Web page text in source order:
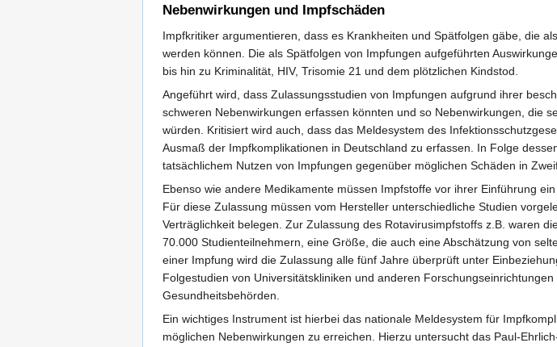
Nebenwirkungen und Impfschäden
Impfkritiker argumentieren, dass es Krankheiten und Spätfolgen gäbe, die
werden können. Die als Spätfolgen von Impfungen aufgeführten
bis hin zu Kriminalität, HIV, Trisomie 21 und dem plötzlichen Kindstod.
Angeführt wird, dass Zulassungsstudien von Impfungen aufgrund ihrer
schweren Nebenwirkungen erfassen könnten und so Nebenwirkungen, die
würden. Kritisiert wird auch, dass das Meldesystem des
Ausmaß der Impfkomplikationen in Deutschland zu erfassen. In Folge
tatsächlichem Nutzen von Impfungen gegenüber möglichen Schäden in
Ebenso wie andere Medikamente müssen Impfstoffe vor ihrer Einführung
Für diese Zulassung müssen vom Hersteller unterschiedliche Studien
Verträglichkeit belegen. Zur Zulassung des Rotavirusimpfstoffs z.B. waren
70.000 Studienteilnehmern, eine Größe, die auch eine Abschätzung von
einer Impfung wird die Zulassung alle fünf Jahre überprüft unter
Folgestudien von Universitätskliniken und anderen
Gesundheitsbehörden.
Ein wichtiges Instrument ist hierbei das nationale Meldesystem für
möglichen Nebenwirkungen zu erreichen. Hierzu untersucht das Paul-